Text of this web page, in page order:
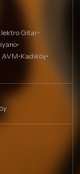
Gitar•
•
AVM•Kadıköy•